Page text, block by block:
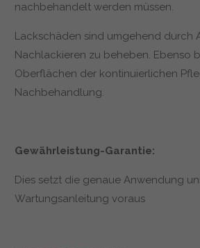
nachbehandelt werden müssen.
Lackschäden sind umgehend durch
Nachlackieren zu beheben. Ebenso
Oberflächen der kontinuierlichen
Nachbehandlung.
Gewährleistung-Garantie:
Dies setzt die genaue Anwendung
Wartungsanleitung voraus